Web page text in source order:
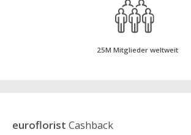
25M Mitglieder weltweit
euroflorist Cashback